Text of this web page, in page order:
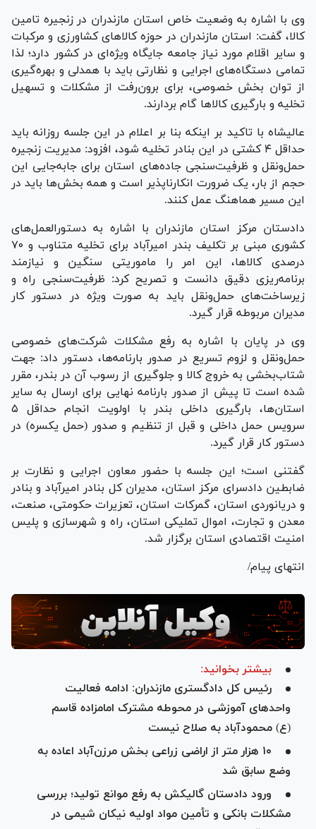
وی با اشاره به وضعیت خاص استان مازندران در زنجیره تامین
کالا، گفت: استان مازندران در حوزه کالا‌های کشاورزی و مرکبات
و سایر اقلام مورد نیاز جامعه جایگاه ویژه‌ای در کشور دارد؛ لذا
تمامی دستگاه‌های اجرایی و نظارتی باید با همدلی و بهره‌گیری
از توان بخش خصوصی، برای برون‌رفت از مشکلات و تسهیل
تخلیه و بارگیری کالا‌ها گام بردارند.
عالیشاه با تاکید بر اینکه بنا بر اعلام در این جلسه روزانه باید
حداقل ۴ کشتی در این بنادر تخلیه شود، افزود: مدیریت زنجیره
حمل‌ونقل و ظرفیت‌سنجی جاده‌های استان برای جابه‌جایی این
حجم از بار، یک ضرورت انکارناپذیر است و همه بخش‌ها باید در
این مسیر هماهنگ عمل کنند.
دادستان مرکز استان مازندران با اشاره به دستورالعمل‌های
کشوری مبنی بر تکلیف بندر امیرآباد برای تخلیه متناوب و ۷۰
درصدی کالاها، این امر را ماموریتی سنگین و نیازمند
برنامه‌ریزی دقیق دانست و تصریح کرد: ظرفیت‌سنجی راه و
زیرساخت‌های حمل‌ونقل باید به صورت ویژه در دستور کار
مدیران مربوطه قرار گیرد.
وی در پایان با اشاره به رفع مشکلات شرکت‌های خصوصی
حمل‌ونقل و لزوم تسریع در صدور بارنامه‌ها، دستور داد: جهت
شتاب‌بخشی به خروج کالا و جلوگیری از رسوب آن در بندر، مقرر
شده است تا پیش از صدور بارنامه نهایی برای ارسال به سایر
استان‌ها، بارگیری داخلی بندر با اولویت انجام حداقل ۵
سرویس حمل داخلی و قبل از تنظیم و صدور (حمل یکسره) در
دستور کار قرار گیرد.
گفتنی است؛ این جلسه با حضور معاون اجرایی و نظارت بر
ضابطین دادسرای مرکز استان، مدیران کل بنادر امیرآباد و بنادر
و دریانوردی استان، گمرکات استان، تعزیرات حکومتی، صنعت،
معدن و تجارت، اموال تملیکی استان، راه و شهرسازی و پلیس
امنیت اقتصادی استان برگزار شد.
انتهای پیام/
بیشتر بخوانید:
رئیس کل دادگستری مازندران: ادامه فعالیت
واحد‌های آموزشی در محوطه مشترک امامزاده قاسم
(ع) محمودآباد به صلاح نیست
۱۰ هزار متر از اراضی زراعی بخش مرزن‌آباد اعاده به
وضع سابق شد
ورود دادستان گالیکش به رفع موانع تولید؛ بررسی
مشکلات بانکی و تأمین مواد اولیه نیکان شیمی در